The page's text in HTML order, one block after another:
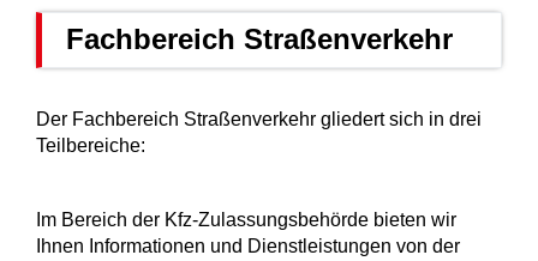
Fachbereich Straßenverkehr
Der Fachbereich Straßenverkehr gliedert sich in drei
Teilbereiche:
Im Bereich der Kfz-Zulassungsbehörde bieten wir
Ihnen Informationen und Dienstleistungen von der